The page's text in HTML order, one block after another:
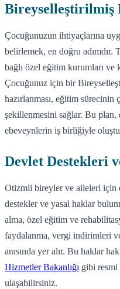
Bireyselleştirilmiş
Çocuğunuzun ihtiyaçlarına
belirlemek, en doğru
bağlı özel eğitim kurumları ve
Çocuğunuz için bir
hazırlanması, eğitim
şekillenmesini sağlar. Bu
ebeveynlerin iş birliğiyle
Devlet Destekleri
Otizmli bireyler ve aileleri için
destekler ve yasal haklar
alma, özel eğitim ve
faydalanma, vergi indirimleri
arasında yer alır. Bu haklar
Hizmetler Bakanlığı gibi resmi
ulaşabilirsiniz.